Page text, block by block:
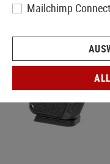
Mailchimp